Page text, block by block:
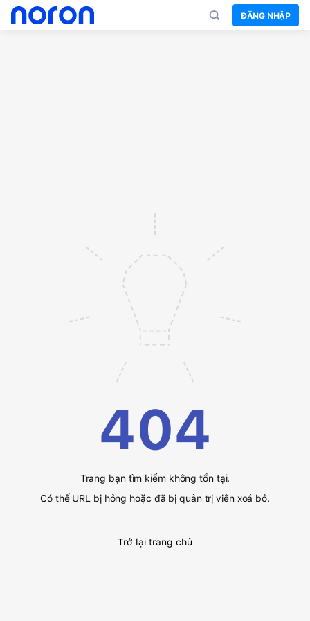
ĐĂNG NHẬP
404
Trang bạn tìm kiếm không tồn tại.
Có thể URL bị hỏng hoặc đã bị quản trị viên xoá bỏ.
Trở lại trang chủ